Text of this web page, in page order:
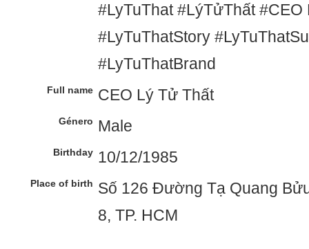
#LyTuThat #LýTửThất #CEO
#LyTuThatStory
#LyTuThatBrand
Full name CEO Lý Tử Thất
Género Male
Birthday 10/12/1985
Place of birth Số 126 Đường Tạ Quang
8, TP. HCM